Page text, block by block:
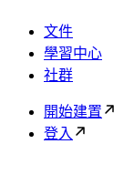
文件
學習中心
社群
開始建置
登入